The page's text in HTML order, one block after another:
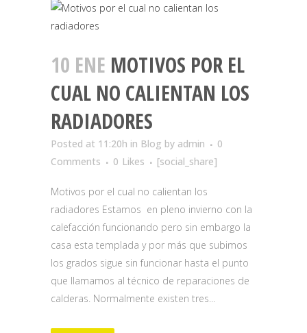
10 ENE MOTIVOS POR EL
CUAL NO CALIENTAN LOS
RADIADORES
Posted at 11:20h in Blog by admin
0
Comments
0 Likes [social_share]
Motivos por el cual no calientan los
radiadores Estamos en pleno invierno con la
calefacción funcionando pero sin embargo la
casa esta templada y por más que subimos
los grados sigue sin funcionar hasta el punto
que llamamos al técnico de reparaciones de
calderas. Normalmente existen tres...